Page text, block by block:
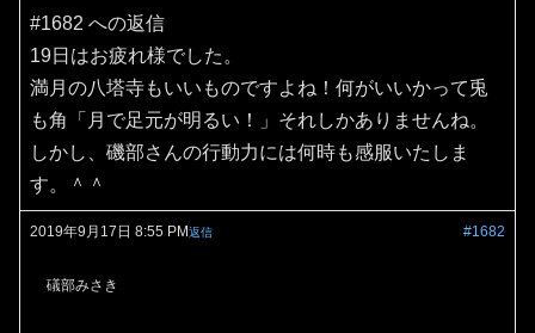
#1682 への返信
19日はお疲れ様でした。
満月の八塔寺もいいものですよね！何がいいかって兎
も角「月で足元が明るい！」それしかありませんね。
しかし、磯部さんの行動力には何時も感服いたしま
す。＾＾
2019年9月17日 8:55 PM #1682
返信
礒部みさき